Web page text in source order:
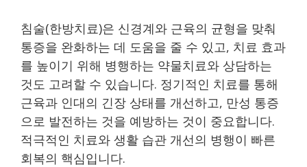
침술(한방치료)은 신경계와 근육의 균형을 맞춰
통증을 완화하는 데 도움을 줄 수 있고, 치료 효과
를 높이기 위해 병행하는 약물치료와 상담하는
것도 고려할 수 있습니다. 정기적인 치료를 통해
근육과 인대의 긴장 상태를 개선하고, 만성 통증
으로 발전하는 것을 예방하는 것이 중요합니다.
적극적인 치료와 생활 습관 개선의 병행이 빠른
회복의 핵심입니다.